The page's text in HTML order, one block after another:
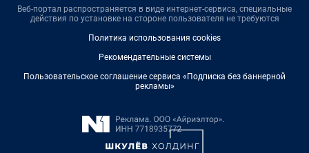
Веб-портал распространяется в виде интернет-сервиса, специальные
действия по установке на стороне пользователя не требуются
Политика использования cookies
Рекомендательные системы
Пользовательское соглашение сервиса «Подписка без баннерной
рекламы»